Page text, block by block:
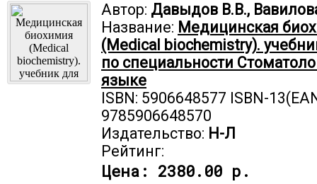
Автор: Давыдов В.В.,
Название: Медицинская
(Medical biochemistry).
по специальности
языке
ISBN: 5906648577 ISBN-
9785906648570
Издательство: Н-Л
Рейтинг:
Цена: 2380.00 р.